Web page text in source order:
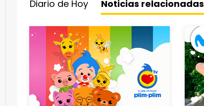
Diario de Hoy Noticias relacionadas